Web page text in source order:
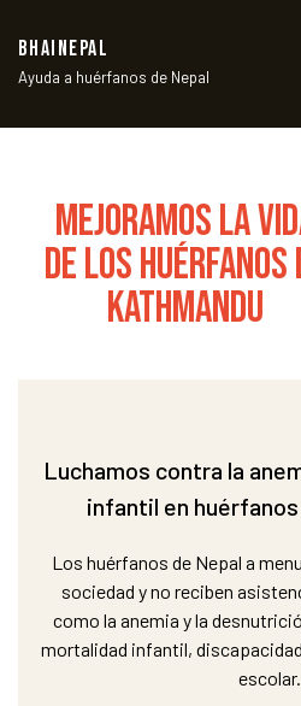
BHAINEPAL
Ayuda a huérfanos de Nepal
MEJORAMOS LA
DE LOS HUÉRFANOS
KATHMANDU
Luchamos contra la
infantil en
Los huérfanos de Nepal a
sociedad y no reciben
como la anemia y la
mortalidad infantil,
escolar.